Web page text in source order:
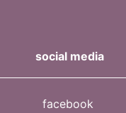
social media
facebook